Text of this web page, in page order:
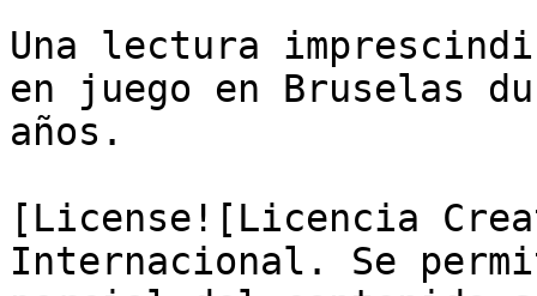
Una lectura
en juego en Bruselas
años.
[License![Licencia
Internacional. Se